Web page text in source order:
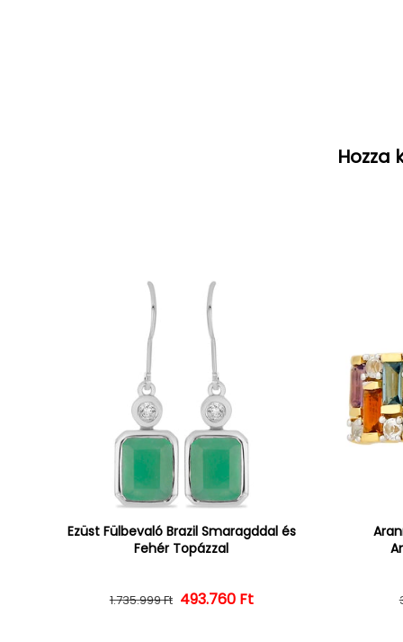
Hozza
Ezüst Fülbevaló Brazil Smaragddal és
Fehér Topázzal
Normál ár
1.735.999 Ft Kedvezményes ár
493.760 Ft